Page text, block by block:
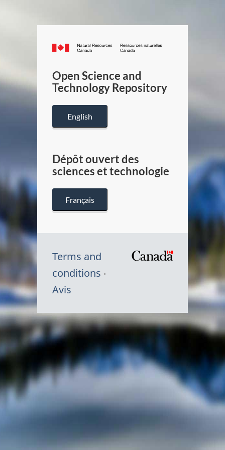
Canada.ca
/
Canada
Open Science and
Technology Repository
English
Dépôt ouvert des
sciences et technologie
Français
Terms and
conditions
Avis
Symbole
du
Canada